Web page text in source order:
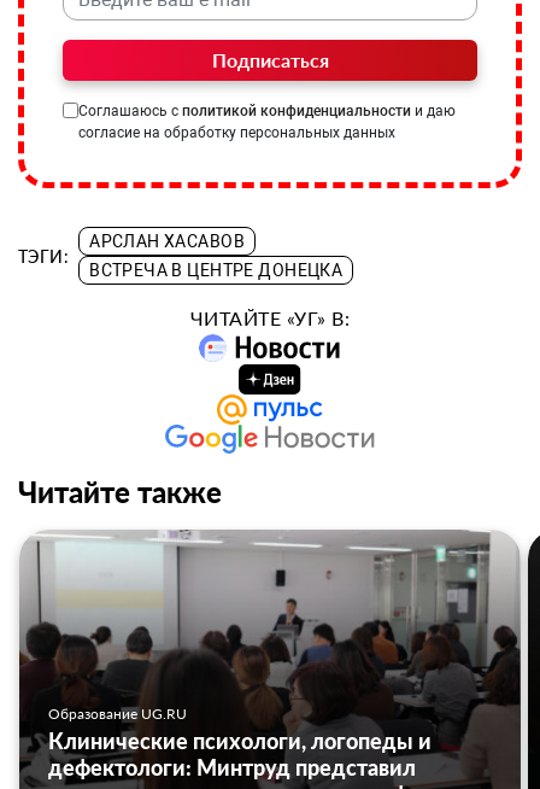
Подписаться
Соглашаюсь с политикой конфиденциальности и даю
согласие на обработку персональных данных
ТЭГИ:
АРСЛАН ХАСАВОВ
ВСТРЕЧА В ЦЕНТРЕ ДОНЕЦКА
ЧИТАЙТЕ «УГ» В:
Читайте также
Образование UG.RU
Клинические психологи, логопеды и
дефектологи: Минтруд представил